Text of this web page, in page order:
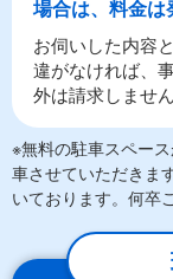
場合は、料金は
お伺いした内容
違がなければ、
外は請求しません
※無料の駐車スペー
車させていただきま
いております。何卒